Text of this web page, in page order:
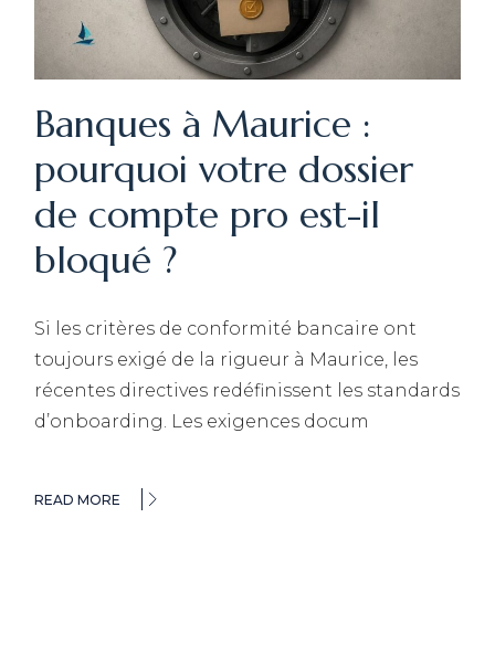
Banques à Maurice :
pourquoi votre dossier
de compte pro est-il
bloqué ?
Si les critères de conformité bancaire ont
toujours exigé de la rigueur à Maurice, les
récentes directives redéfinissent les standards
d’onboarding. Les exigences docum
READ MORE